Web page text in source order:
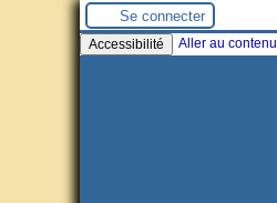
Panneau de gestion des cookies
Se connecter
Accessibilité Aller au contenu